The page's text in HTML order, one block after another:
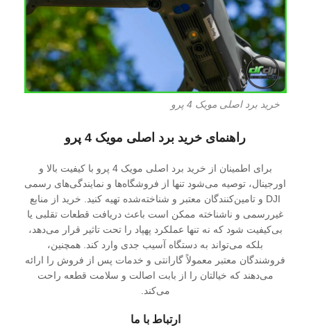
خرید برد اصلی مویک 4 پرو
راهنمای خرید برد اصلی مویک 4 پرو
برای اطمینان از خرید برد اصلی مویک 4 پرو با کیفیت بالا و
اورجینال، توصیه می‌شود تنها از فروشگاه‌ها و نمایندگی‌های رسمی
DJI و تامین‌کنندگان معتبر و شناخته‌شده تهیه کنید. خرید از منابع
غیررسمی و ناشناخته ممکن است باعث دریافت قطعات تقلبی یا
بی‌کیفیت شود که نه تنها عملکرد پهپاد را تحت تاثیر قرار می‌دهد،
بلکه می‌تواند به دستگاه آسیب جدی وارد کند. همچنین،
فروشندگان معتبر معمولاً گارانتی و خدمات پس از فروش را ارائه
می‌دهند که خیالتان را از بابت اصالت و سلامت قطعه راحت
می‌کند.
ارتباط با ما